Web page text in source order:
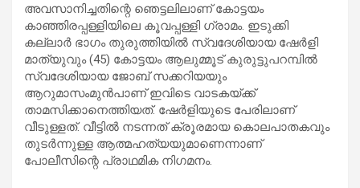
അവസാനിച്ചതിന്റെ ഞെട്ടലിലാണ് കോട്ടയം
കാഞ്ഞിരപ്പള്ളിയിലെ കൂവപ്പള്ളി ഗ്രാമം. ഇടുക്കി
കല്ലാർ ഭാഗം തുരുത്തിയിൽ സ്വദേശിയായ ഷേർളി
മാത്യുവും (45) കോട്ടയം ആലുമ്മൂട് കുരുട്ടുപറമ്പിൽ
സ്വദേശിയായ ജോബ് സക്കറിയയും
ആറുമാസംമുൻപാണ് ഇവിടെ വാടകയ്ക്ക്
താമസിക്കാനെത്തിയത്. ഷേർളിയുടെ പേരിലാണ്
വീടുള്ളത്. വീട്ടിൽ നടന്നത് ക്രൂരമായ കൊലപാതകവും
തുടർന്നുള്ള ആത്മഹത്യയുമാണെന്നാണ്
പോലീസിന്റെ പ്രാഥമിക നിഗമനം.